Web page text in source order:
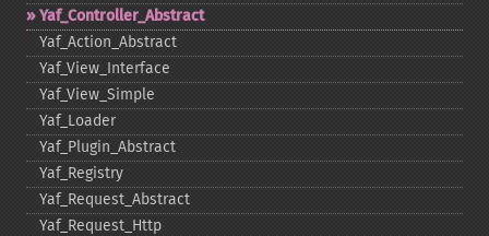
Yaf_​Controller_​Abstract
Yaf_​Action_​Abstract
Yaf_​View_​Interface
Yaf_​View_​Simple
Yaf_​Loader
Yaf_​Plugin_​Abstract
Yaf_​Registry
Yaf_​Request_​Abstract
Yaf_​Request_​Http